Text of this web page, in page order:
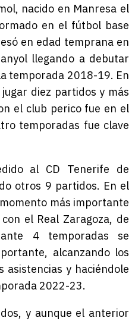
nacido en Manresa el
en el fútbol base
en edad temprana en
llegando a debutar
temporada 2018-19. En
diez partidos y más
el club perico fue en el
temporadas fue clave
al CD Tenerife de
otros 9 partidos. En el
más importante
el Real Zaragoza, de
4 temporadas se
alcanzando los
asistencias y haciéndole
2022-23.
y aunque el anterior